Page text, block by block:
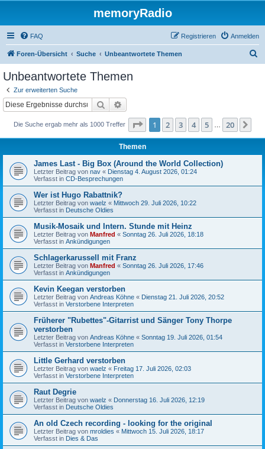
memoryRadio
FAQ Anmelden
Registrieren
Foren-Übersicht Suche Unbeantwortete Themen
Unbeantwortete Themen
Zur erweiterten Suche
Suche
Die Suche ergab mehr als 1000 Treffer Seite 1von 20
1 2 3 4 5 20
Themen
James Last - Big Box (Around the World Collection)
Letzter Beitrag von nav « Dienstag 4. August 2026, 01:24
Verfasst in CD-Besprechungen
Wer ist Hugo Rabattnik?
Letzter Beitrag von waelz « Mittwoch 29. Juli 2026, 10:22
Verfasst in Deutsche Oldies
Musik-Mosaik und Intern. Stunde mit Heinz
Letzter Beitrag von Manfred « Sonntag 26. Juli 2026, 18:18
Verfasst in Ankündigungen
Schlagerkarussell mit Franz
Letzter Beitrag von Manfred « Sonntag 26. Juli 2026, 17:46
Verfasst in Ankündigungen
Kevin Keegan verstorben
Letzter Beitrag von Andreas Köhne « Dienstag 21. Juli 2026, 20:52
Verfasst in Verstorbene Interpreten
Früherer "Rubettes"-Gitarrist und Sänger Tony Thorpe
verstorben
Letzter Beitrag von Andreas Köhne « Sonntag 19. Juli 2026, 01:54
Verfasst in Verstorbene Interpreten
Little Gerhard verstorben
Letzter Beitrag von waelz « Freitag 17. Juli 2026, 02:03
Verfasst in Verstorbene Interpreten
Raut Degrie
Letzter Beitrag von waelz « Donnerstag 16. Juli 2026, 12:19
Verfasst in Deutsche Oldies
An old Czech recording - looking for the original
Letzter Beitrag von mroldies « Mittwoch 15. Juli 2026, 18:17
Verfasst in Dies & Das